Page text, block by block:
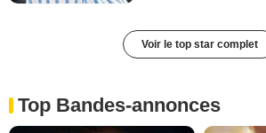
Voir le top star complet
Top Bandes-annonces